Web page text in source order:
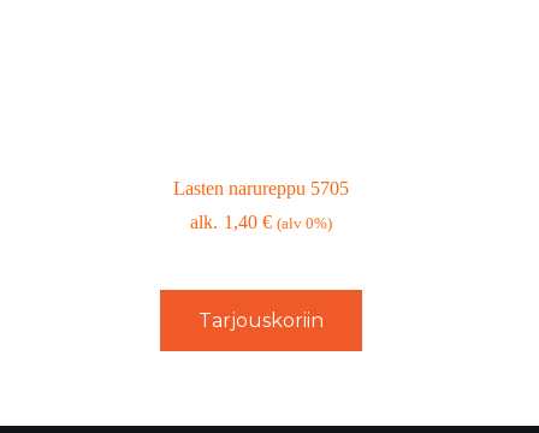
Lasten narureppu 5705
1,40€ (alv 0%)
Tarjouskoriin